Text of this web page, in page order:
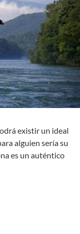
existir un ideal
alguien sería su
es un auténtico